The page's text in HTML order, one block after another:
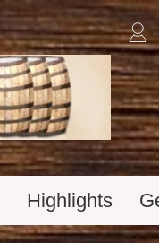
Highlights